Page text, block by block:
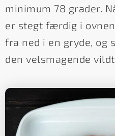
minimum 78 grader.
er stegt færdig i
fra ned i en gryde, og
den velsmagende